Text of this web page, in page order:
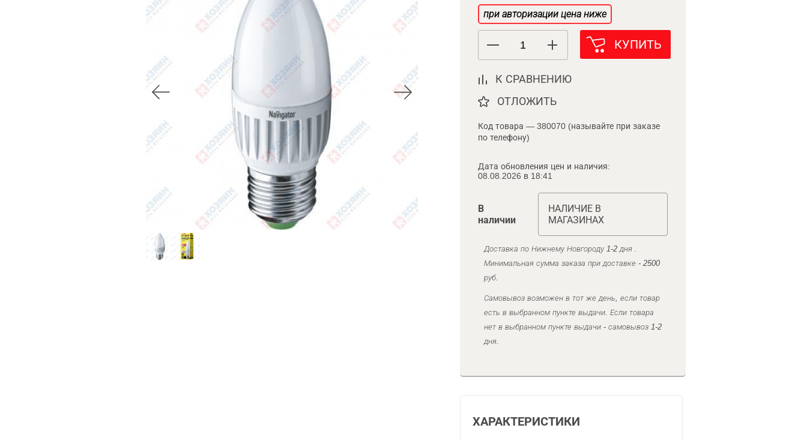
при авторизации цена ниже
КУПИТЬ
К СРАВНЕНИЮ
ОТЛОЖИТЬ
Код товара — 380070 (называйте при заказе
по телефону)
Дата обновления цен и наличия:
08.08.2026 в 18:41
В
наличии
НАЛИЧИЕ В
МАГАЗИНАХ
Доставка по Нижнему Новгороду 1-2 дня .
Минимальная сумма заказа при доставке - 2500
руб.
Самовывоз возможен в тот же день, если товар
есть в выбранном пункте выдачи. Если товара
нет в выбранном пункте выдачи - самовывоз 1-2
дня.
ХАРАКТЕРИСТИКИ